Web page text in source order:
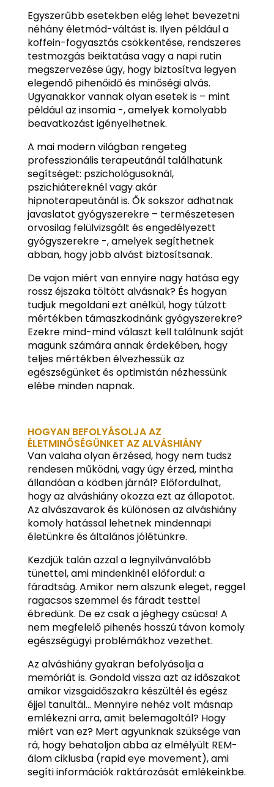
Egyszerűbb esetekben elég lehet bevezetni
néhány életmód-váltást is. Ilyen például a
koffein-fogyasztás csökkentése, rendszeres
testmozgás beiktatása vagy a napi rutin
megszervezése úgy, hogy biztosítva legyen
elegendő pihenőidő és minőségi alvás.
Ugyanakkor vannak olyan esetek is – mint
például az insomia -, amelyek komolyabb
beavatkozást igényelhetnek.
A mai modern világban rengeteg
professzionális terapeutánál találhatunk
segítséget: pszichológusoknál,
pszichiátereknél vagy akár
hipnoterapeutánál is. Ők sokszor adhatnak
javaslatot gyógyszerekre – természetesen
orvosilag felülvizsgált és engedélyezett
gyógyszerekre -, amelyek segíthetnek
abban, hogy jobb alvást biztosítsanak.
De vajon miért van ennyire nagy hatása egy
rossz éjszaka töltött alvásnak? És hogyan
tudjuk megoldani ezt anélkül, hogy túlzott
mértékben támaszkodnánk gyógyszerekre?
Ezekre mind-mind választ kell találnunk saját
magunk számára annak érdekében, hogy
teljes mértékben élvezhessük az
egészségünket és optimistán nézhessünk
elébe minden napnak.
HOGYAN BEFOLYÁSOLJA AZ
ÉLETMINŐSÉGÜNKET AZ ALVÁSHIÁNY
Van valaha olyan érzésed, hogy nem tudsz
rendesen működni, vagy úgy érzed, mintha
állandóan a ködben járnál? Előfordulhat,
hogy az alváshiány okozza ezt az állapotot.
Az alvászavarok és különösen az alváshiány
komoly hatással lehetnek mindennapi
életünkre és általános jólétünkre.
Kezdjük talán azzal a legnyilvánvalóbb
tünettel, ami mindenkinél előfordul: a
fáradtság. Amikor nem alszunk eleget, reggel
ragacsos szemmel és fáradt testtel
ébredünk. De ez csak a jéghegy csúcsa! A
nem megfelelő pihenés hosszú távon komoly
egészségügyi problémákhoz vezethet.
Az alváshiány gyakran befolyásolja a
memóriát is. Gondold vissza azt az időszakot
amikor vizsgaidőszakra készültél és egész
éjjel tanultál… Mennyire nehéz volt másnap
emlékezni arra, amit belemagoltál? Hogy
miért van ez? Mert agyunknak szüksége van
rá, hogy behatoljon abba az elmélyült REM-
álom ciklusba (rapid eye movement), ami
segíti információk raktározását emlékeinkbe.